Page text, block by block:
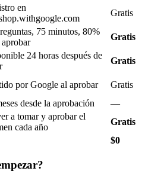
en
Gratis
75 minutos, 80%
aprobar
Gratis
24 horas después de
Gratis
por Google al aprobar
Gratis
desde la aprobación
—
a tomar y aprobar el
cada año
Gratis
$0